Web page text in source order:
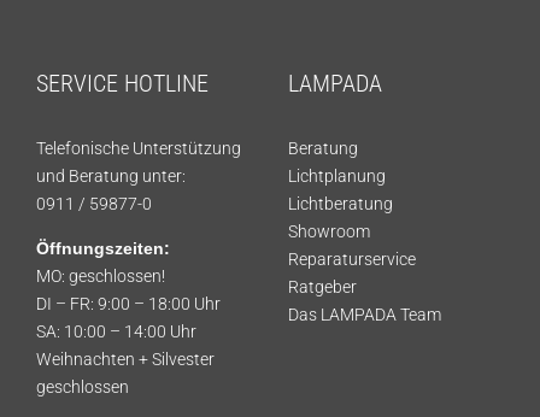
SERVICE HOTLINE
Telefonische Unterstützung
und Beratung unter:
0911 / 59877-0
Öffnungszeiten:
MO: geschlossen!
DI – FR: 9:00 – 18:00 Uhr
SA: 10:00 – 14:00 Uhr
Weihnachten + Silvester
geschlossen
LAMPADA
Beratung
Lichtplanung
Lichtberatung
Showroom
Reparaturservice
Ratgeber
Das LAMPADA Team